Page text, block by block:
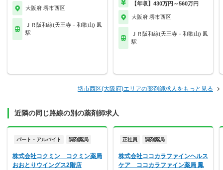
大阪府 堺市西区
ＪＲ阪和線(天王寺－和歌山) 鳳
駅
【年収】430万円～560万円
大阪府 堺市西区
ＪＲ阪和線(天王寺－和歌山) 鳳
駅
堺市西区(大阪府)エリアの薬剤師求人をもっと見る
近隣の同じ路線の別の薬剤師求人
パート・アルバイト 調剤薬局
株式会社コクミン コクミン薬局
おおとりウイングス2階店
正社員 調剤薬局
株式会社ココカラファインヘルス
ケア ココカラファイン薬局 鳳